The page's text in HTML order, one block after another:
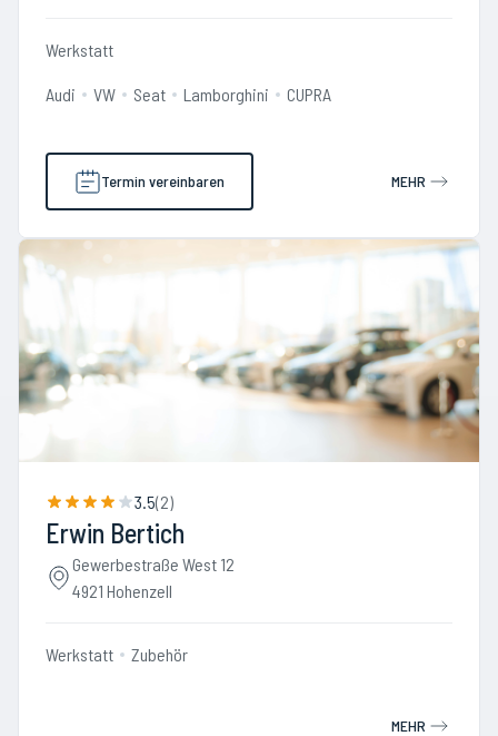
Werkstatt
Audi VW Seat Lamborghini CUPRA
Termin vereinbaren MEHR
3.5(2)
Erwin Bertich
Gewerbestraße West 12
4921 Hohenzell
Werkstatt Zubehör
MEHR